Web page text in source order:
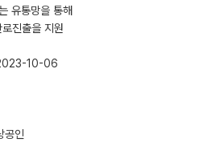
유통망을 통해
진출을 지원
10-06
공인